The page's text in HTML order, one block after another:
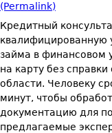
(Permalink)
Кредитный
квалифицированную
займа в финансовом
на карту без
области. Человеку
минут, чтобы
документацию для
предлагаемые